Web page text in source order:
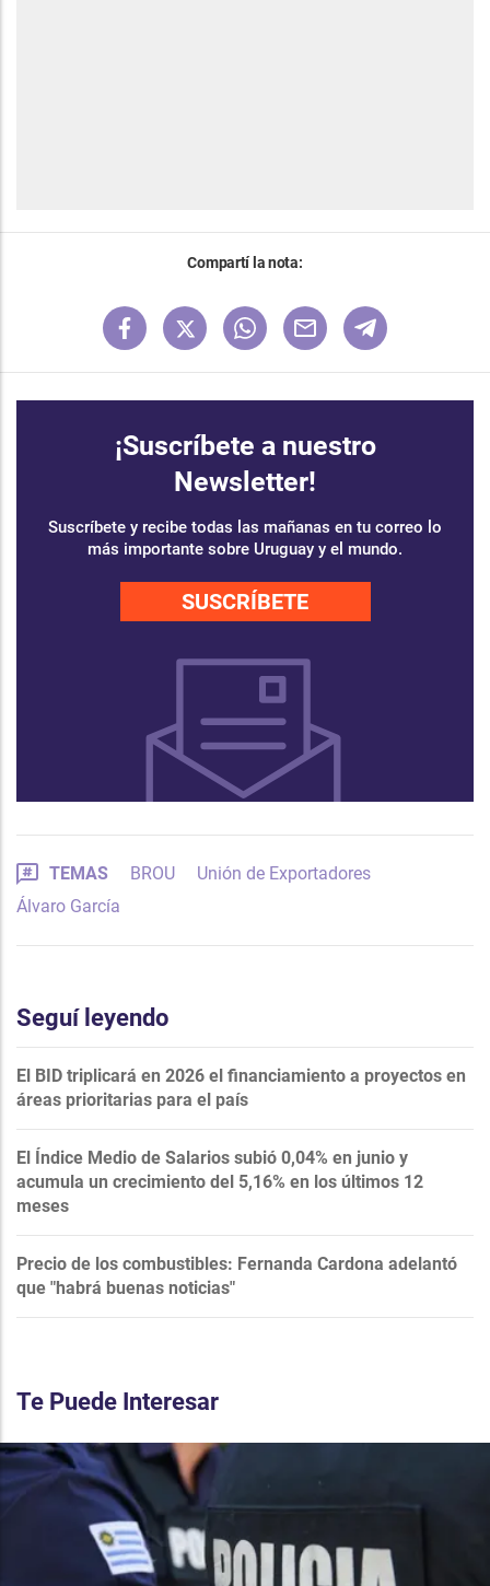
Compartí la nota:
¡Suscríbete a nuestro
Newsletter!
Suscríbete y recibe todas las mañanas en tu correo lo
más importante sobre Uruguay y el mundo.
SUSCRÍBETE
TEMAS BROU
Unión de Exportadores
Álvaro García
Seguí leyendo
El BID triplicará en 2026 el financiamiento a proyectos en
áreas prioritarias para el país
El Índice Medio de Salarios subió 0,04% en junio y
acumula un crecimiento del 5,16% en los últimos 12
meses
Precio de los combustibles: Fernanda Cardona adelantó
que "habrá buenas noticias"
Te Puede Interesar